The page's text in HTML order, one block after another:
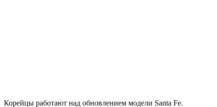
Корейцы работают над обновлением модели Santa Fe.